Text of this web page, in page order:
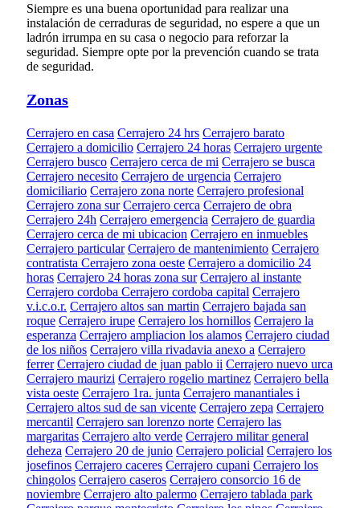
Siempre es una buena oportunidad para realizar una
instalación de cerraduras de seguridad, no espere a que un
ladrón irrumpa en su casa o negocio para reforzar la
seguridad. Siempre opte por la prevención cuando se trata
de seguridad.
Zonas
Cerrajero en casa Cerrajero 24 hrs Cerrajero barato
Cerrajero a domicilio Cerrajero 24 horas Cerrajero urgente
Cerrajero busco Cerrajero cerca de mi Cerrajero se busca
Cerrajero necesito Cerrajero de urgencia Cerrajero
domiciliario Cerrajero zona norte Cerrajero profesional
Cerrajero zona sur Cerrajero cerca Cerrajero de obra
Cerrajero 24h Cerrajero emergencia Cerrajero de guardia
Cerrajero cerca de mi ubicacion Cerrajero en inmuebles
Cerrajero particular Cerrajero de mantenimiento Cerrajero
contratista Cerrajero zona oeste Cerrajero a domicilio 24
horas Cerrajero 24 horas zona sur Cerrajero al instante
Cerrajero cordoba Cerrajero cordoba capital Cerrajero
v.i.c.o.r. Cerrajero altos san martin Cerrajero bajada san
roque Cerrajero irupe Cerrajero los hornillos Cerrajero la
esperanza Cerrajero ampliacion los alamos Cerrajero ciudad
de los niños Cerrajero villa rivadavia anexo a Cerrajero
ferrer Cerrajero ciudad de juan pablo ii Cerrajero nuevo urca
Cerrajero maurizi Cerrajero rogelio martinez Cerrajero bella
vista oeste Cerrajero 1ra. junta Cerrajero manantiales i
Cerrajero altos sud de san vicente Cerrajero zepa Cerrajero
mercantil Cerrajero san lorenzo norte Cerrajero las
margaritas Cerrajero alto verde Cerrajero militar general
deheza Cerrajero 20 de junio Cerrajero policial Cerrajero los
josefinos Cerrajero caceres Cerrajero cupani Cerrajero los
chingolos Cerrajero caseros Cerrajero consorcio 16 de
noviembre Cerrajero alto palermo Cerrajero tablada park